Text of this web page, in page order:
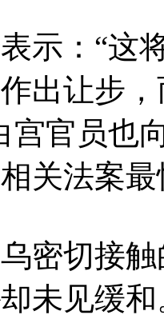
示：“这
出让步
宫官员也
关法案
密切接
未见缓